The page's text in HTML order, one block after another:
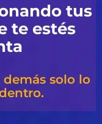
tus
te estés
demás solo lo